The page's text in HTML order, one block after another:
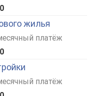
жилья
платёж
платёж